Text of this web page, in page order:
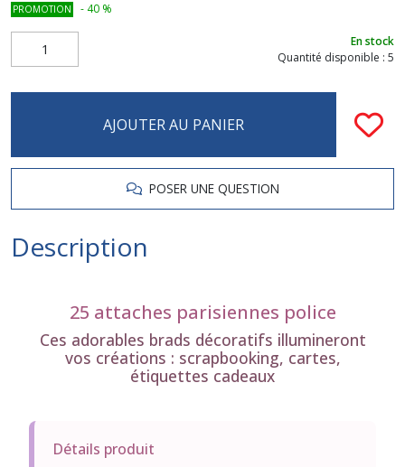
PROMOTION - 40 %
En stock
Quantité disponible : 5
AJOUTER AU PANIER
POSER UNE QUESTION
Description
25 attaches parisiennes police
Ces adorables brads décoratifs illumineront
vos créations : scrapbooking, cartes,
étiquettes cadeaux
Détails produit